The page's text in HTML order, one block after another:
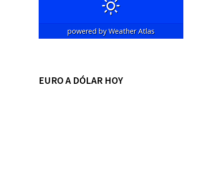
powered byWeather Atlas
EURO A DÓLAR HOY